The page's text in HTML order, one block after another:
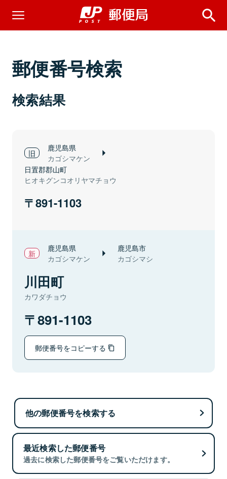
郵便番号検索
検索結果
鹿児島県
カゴシマケン
日置郡郡山町
ヒオキグンコオリヤマチョウ
891-1103
鹿児島県
カゴシマケン
鹿児島市
カゴシマシ
川田町
カワダチョウ
891-1103
郵便番号をコピーする
他の郵便番号を検索する
最近検索した郵便番号
過去に検索した郵便番号をご覧いただけます。